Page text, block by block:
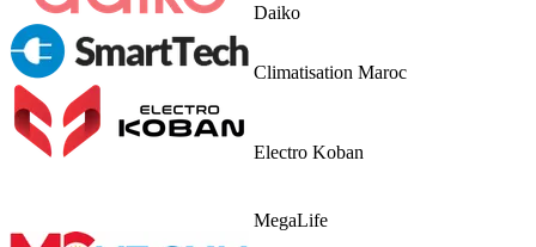
Daiko
Climatisation Maroc
Electro Koban
MegaLife